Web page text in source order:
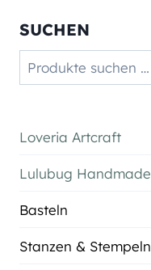
SUCHEN
Suchen
nach:
Loveria Artcraft
Lulubug Handmade
Basteln
Stanzen & Stempeln